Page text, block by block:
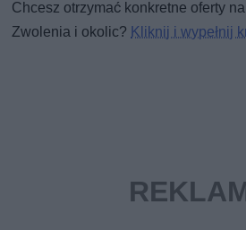
Chcesz otrzymać konkretne oferty
Zwolenia i okolic? Kliknij i wypełnij